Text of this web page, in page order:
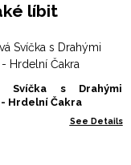
líbit
Svíčka s Drahými
- Hrdelní Čakra
See Details